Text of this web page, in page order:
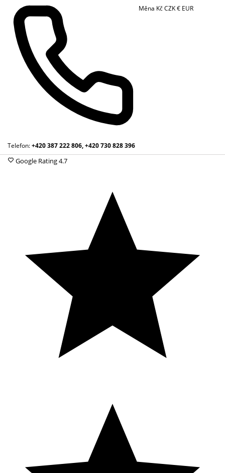
Telefon:+420 387 222 806, +420 730 828 396
Měna KčCZK€ EUR
Google Rating4.7